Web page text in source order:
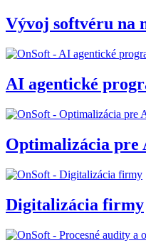
Vývoj softvéru na
AI agentické
Optimalizácia pre
Digitalizácia firmy